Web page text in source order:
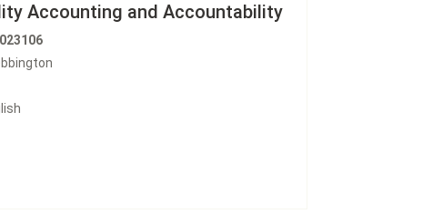
Accounting and Accountability